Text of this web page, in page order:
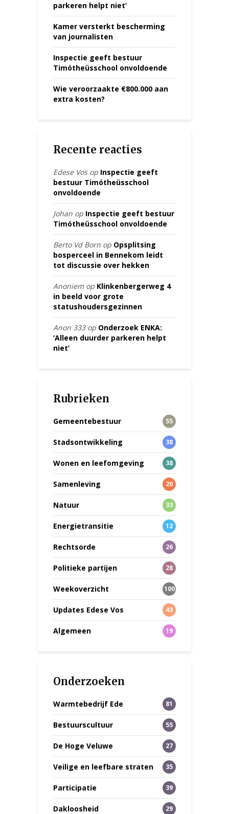
parkeren helpt niet’
Kamer versterkt bescherming
van journalisten
Inspectie geeft bestuur
Timótheüsschool onvoldoende
Wie veroorzaakte €800.000 aan
extra kosten?
Recente reacties
Edese Vosop Inspectie geeft
bestuur Timótheüsschool
onvoldoende
Johan op Inspectie geeft bestuur
Timótheüsschool onvoldoende
Berto Vd Born op Opsplitsing
bosperceel in Bennekom leidt
tot discussie over hekken
Anoniem op Klinkenbergerweg 4
in beeld voor grote
statushoudersgezinnen
Anon 333op Onderzoek ENKA:
‘Alleen duurder parkeren helpt
niet’
Rubrieken
Gemeentebestuur 55
Stadsontwikkeling 38
Wonen en leefomgeving 38
Samenleving 20
Natuur 33
Energietransitie 12
Rechtsorde 26
Politieke partijen 28
Weekoverzicht 100
Updates Edese Vos 43
Algemeen 19
Onderzoeken
Warmtebedrijf Ede 81
Bestuurscultuur 55
De Hoge Veluwe 27
Veilige en leefbare straten 35
Participatie 39
Dakloosheid 29